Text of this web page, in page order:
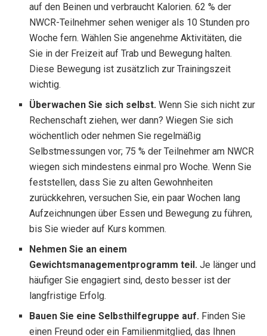
auf den Beinen und verbraucht Kalorien. 62 % der
NWCR-Teilnehmer sehen weniger als 10 Stunden pro
Woche fern. Wählen Sie angenehme Aktivitäten, die
Sie in der Freizeit auf Trab und Bewegung halten.
Diese Bewegung ist zusätzlich zur Trainingszeit
wichtig.
Überwachen Sie sich selbst. Wenn Sie sich nicht zur
Rechenschaft ziehen, wer dann? Wiegen Sie sich
wöchentlich oder nehmen Sie regelmäßig
Selbstmessungen vor; 75 % der Teilnehmer am NWCR
wiegen sich mindestens einmal pro Woche. Wenn Sie
feststellen, dass Sie zu alten Gewohnheiten
zurückkehren, versuchen Sie, ein paar Wochen lang
Aufzeichnungen über Essen und Bewegung zu führen,
bis Sie wieder auf Kurs kommen.
Nehmen Sie an einem
Gewichtsmanagementprogramm teil.Je länger und
häufiger Sie engagiert sind, desto besser ist der
langfristige Erfolg.
Bauen Sie eine Selbsthilfegruppe auf. Finden Sie
einen Freund oder ein Familienmitglied, das Ihnen